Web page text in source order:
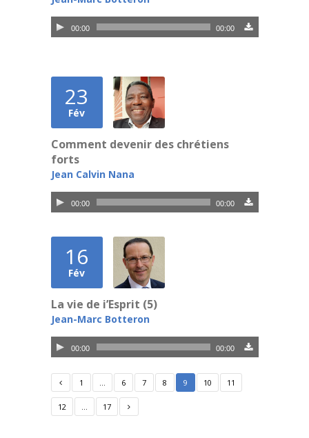
Lecteur
audio
00:00 00:00
23
Fév
Comment devenir des chrétiens
forts
Jean Calvin Nana
Lecteur
audio
00:00 00:00
16
Fév
La vie de i’Esprit (5)
Jean-Marc Botteron
Lecteur
audio
00:00 00:00
1 … 6 7 8 9 10 11
12 … 17